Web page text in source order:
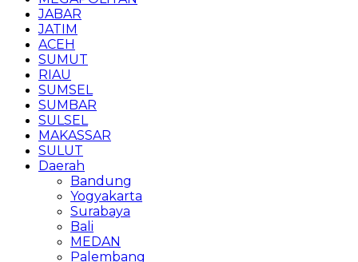
JABAR
JATIM
ACEH
SUMUT
RIAU
SUMSEL
SUMBAR
SULSEL
MAKASSAR
SULUT
Daerah
Bandung
Yogyakarta
Surabaya
Bali
MEDAN
Palembang